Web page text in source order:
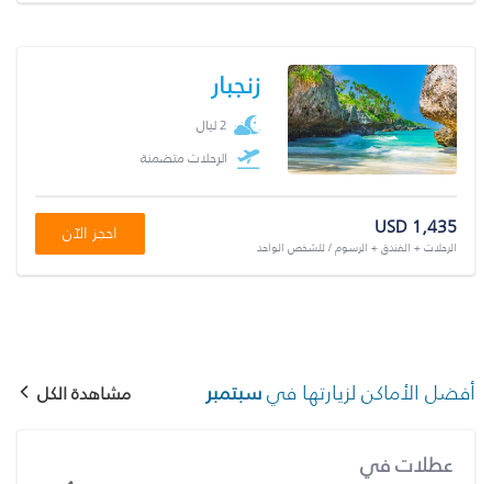
زنجبار
2 ليال
الرحلات متضمنة
USD 1,435
الرحلات + الفندق + الرسوم / للشخص الواحد
احجز الآن
أفضل الأماكن لزيارتها فيسبتمبر مشاهدة الكل
عطلات في